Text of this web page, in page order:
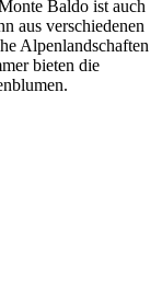
Baldo ist auch
aus verschiedenen
Alpenlandschaften
bieten die